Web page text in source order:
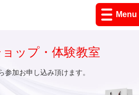
Menu
ップ・体験教室
参加お申し込み頂けます。